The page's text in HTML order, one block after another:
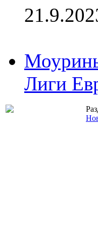
Лиги